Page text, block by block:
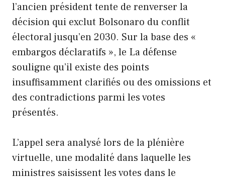
l’ancien président tente de renverser la
décision qui exclut Bolsonaro du conflit
électoral jusqu’en 2030. Sur la base des «
embargos déclaratifs », le La défense
souligne qu’il existe des points
insuffisamment clarifiés ou des omissions et
des contradictions parmi les votes
présentés.
L’appel sera analysé lors de la plénière
virtuelle, une modalité dans laquelle les
ministres saisissent les votes dans le